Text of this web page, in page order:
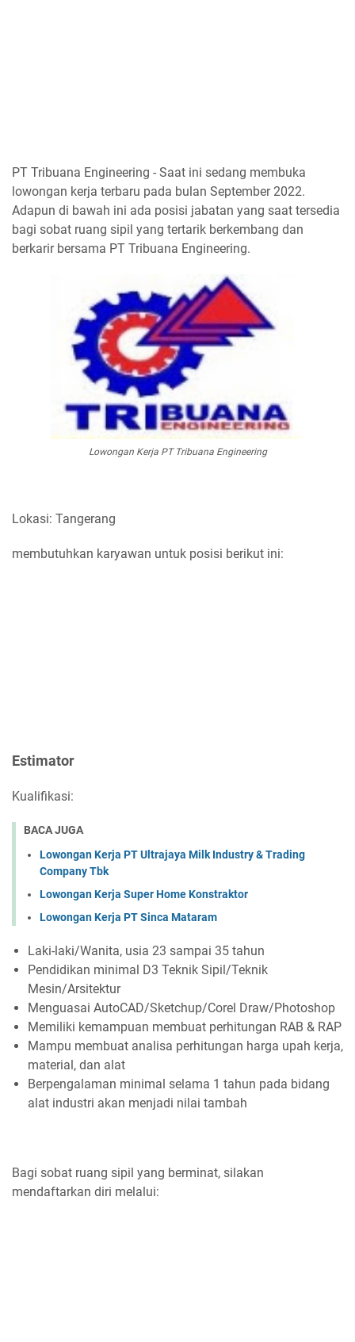
PT Tribuana Engineering - Saat ini sedang membuka
lowongan kerja terbaru pada bulan September 2022.
Adapun di bawah ini ada posisi jabatan yang saat tersedia
bagi sobat ruang sipil yang tertarik berkembang dan
berkarir bersama PT Tribuana Engineering.
Lowongan Kerja PT Tribuana Engineering
Lokasi: Tangerang
membutuhkan karyawan untuk posisi berikut ini:
Estimator
Kualifikasi:
BACA JUGA
Lowongan Kerja PT Ultrajaya Milk Industry & Trading
Company Tbk
Lowongan Kerja Super Home Konstraktor
Lowongan Kerja PT Sinca Mataram
Laki-laki/Wanita, usia 23 sampai 35 tahun
Pendidikan minimal D3 Teknik Sipil/Teknik
Mesin/Arsitektur
Menguasai AutoCAD/Sketchup/Corel Draw/Photoshop
Memiliki kemampuan membuat perhitungan RAB & RAP
Mampu membuat analisa perhitungan harga upah kerja,
material, dan alat
Berpengalaman minimal selama 1 tahun pada bidang
alat industri akan menjadi nilai tambah
Bagi sobat ruang sipil yang berminat, silakan
mendaftarkan diri melalui: